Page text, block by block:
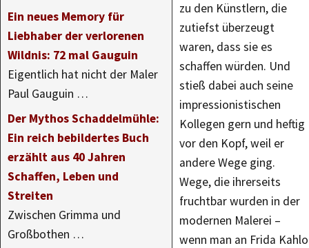
Ein neues Memory für
Liebhaber der verlorenen
Wildnis: 72 mal Gauguin
Eigentlich hat nicht der Maler
Paul Gauguin …
Der Mythos Schaddelmühle:
Ein reich bebildertes Buch
erzählt aus 40 Jahren
Schaffen, Leben und
Streiten
Zwischen Grimma und
Großbothen …
zu den Künstlern, die
zutiefst überzeugt
waren, dass sie es
schaffen würden. Und
stieß dabei auch seine
impressionistischen
Kollegen gern und heftig
vor den Kopf, weil er
andere Wege ging.
Wege, die ihrerseits
fruchtbar wurden in der
modernen Malerei –
wenn man an Frida Kahlo